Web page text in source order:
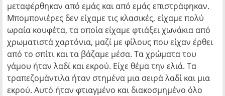
μεταφέρθηκαν από εμάς και από εμάς επιστράφηκαν.
Μπομπονιέρες δεν είχαμε τις κλασικές, είχαμε πολύ
ωραία κουφέτα, τα οποία είχαμε φτιάξει χωνάκια από
χρωματιστά χαρτόνια, μαζί με φίλους που είχαν έρθει
από το σπίτι και τα βάζαμε μέσα. Τα χρώματα του
γάμου ήταν λαδί και εκρού. Είχε θέμα την ελιά. Τα
τραπεζομάντιλα ήταν στημένα μια σειρά λαδί και μια
εκρού. Αυτό ήταν φτιαγμένο και διακοσμημένο όλο